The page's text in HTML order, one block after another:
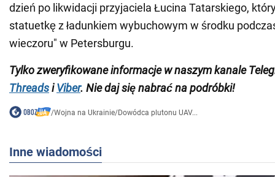
dzień po likwidacji przyjaciela Łucina Tatarskiego,
statuetkę z ładunkiem wybuchowym w środku
wieczoru" w Petersburgu.
Tylko zweryfikowane informacje w naszym kanale
Threadsi Viber. Nie daj się nabrać na podróbki!
/Wojna na Ukrainie/Dowódca plutonu UAV...
Inne wiadomości